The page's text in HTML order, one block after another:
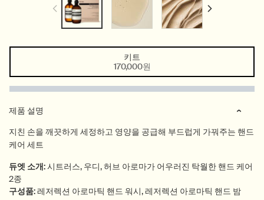
Selected
키트
170,000원
, 1 of 1
제품 설명
지친 손을 깨끗하게 세정하고 영양을 공급해 부드럽게 가꿔주는 핸드
케어 세트
듀엣 소개:시트러스, 우디, 허브 아로마가 어우러진 탁월한 핸드 케어
2종
구성품:레저렉션 아로마틱 핸드 워시, 레저렉션 아로마틱 핸드 밤